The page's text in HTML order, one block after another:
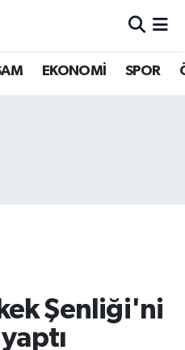
EKONOMİ SPOR
Şenliği'ni